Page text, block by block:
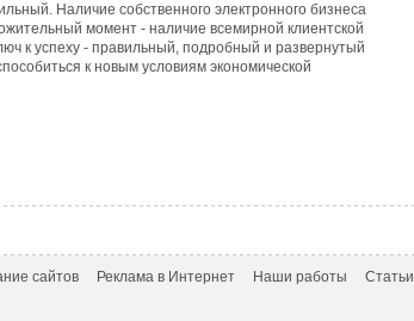
Наличие собственного электронного бизнеса
момент - наличие всемирной клиентской
к успеху - правильный, подробный и развернутый
к новым условиям экономической
сайтов Реклама в Интернет Наши работы Статьи